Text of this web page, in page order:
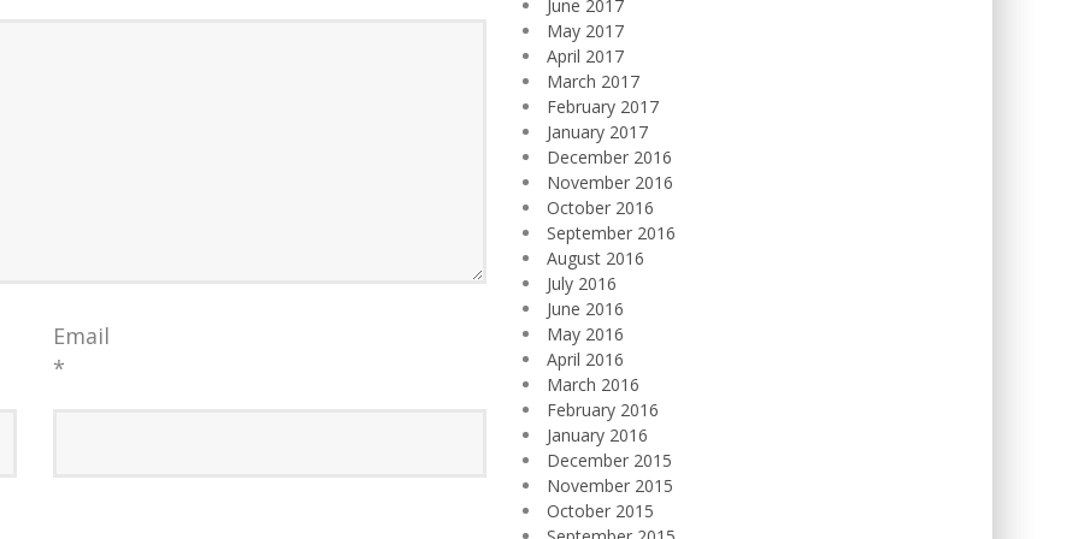
Email
*
June 2017
May 2017
April 2017
March 2017
February 2017
January 2017
December 2016
November 2016
October 2016
September 2016
August 2016
July 2016
June 2016
May 2016
April 2016
March 2016
February 2016
January 2016
December 2015
November 2015
October 2015